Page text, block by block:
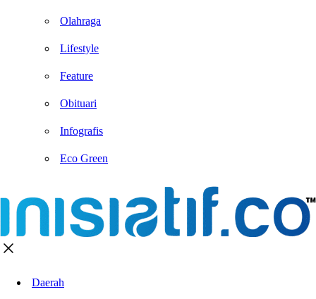
Olahraga
Lifestyle
Feature
Obituari
Infografis
Eco Green
Daerah